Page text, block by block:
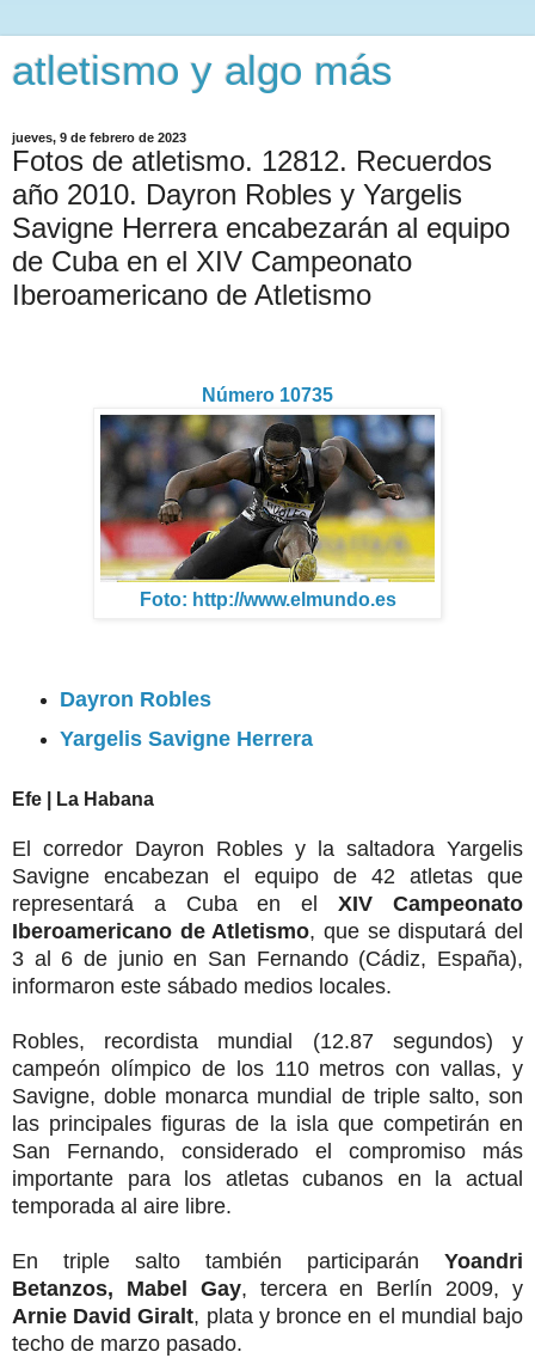
atletismo y algo más
jueves, 9 de febrero de 2023
Fotos de atletismo. 12812. Recuerdos
año 2010. Dayron Robles y Yargelis
Savigne Herrera encabezarán al equipo
de Cuba en el XIV Campeonato
Iberoamericano de Atletismo
Número 10735
Foto: http://www.elmundo.es
Dayron Robles
Yargelis Savigne Herrera
Efe | La Habana
El corredor Dayron Robles y la saltadora Yargelis
Savigne encabezan el equipo de 42 atletas que
representará a Cuba en elXIV Campeonato
Iberoamericano de Atletismo, que se disputará del
3 al 6 de junio en San Fernando (Cádiz, España),
informaron este sábado medios locales.
Robles, recordista mundial (12.87 segundos) y
campeón olímpico de los 110 metros con vallas, y
Savigne, doble monarca mundial de triple salto, son
las principales figuras de la isla que competirán en
San Fernando, considerado el compromiso más
importante para los atletas cubanos en la actual
temporada al aire libre.
En triple salto también participarán Yoandri
Betanzos, Mabel Gay, tercera en Berlín 2009, y
Arnie David Giralt, plata y bronce en el mundial bajo
techo de marzo pasado.